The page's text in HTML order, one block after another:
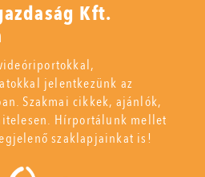
Kft.
jelentkezünk az
Szakmai cikkek, ajánlók,
Hírportálunk mellet
szaklapjainkat is!